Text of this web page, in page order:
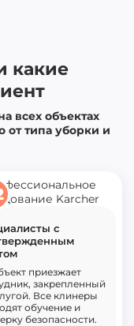
какие
всех объектах
от типа уборки и
с
приезжает
закрепленный
Все клинеры
обучение и
безопасности.